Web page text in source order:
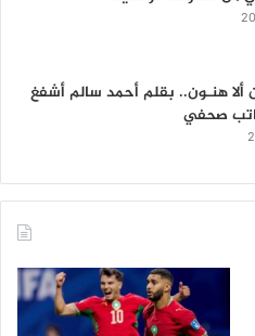
ألا هنـون.. بقلم أحمد سالم أشفغ
صحفي